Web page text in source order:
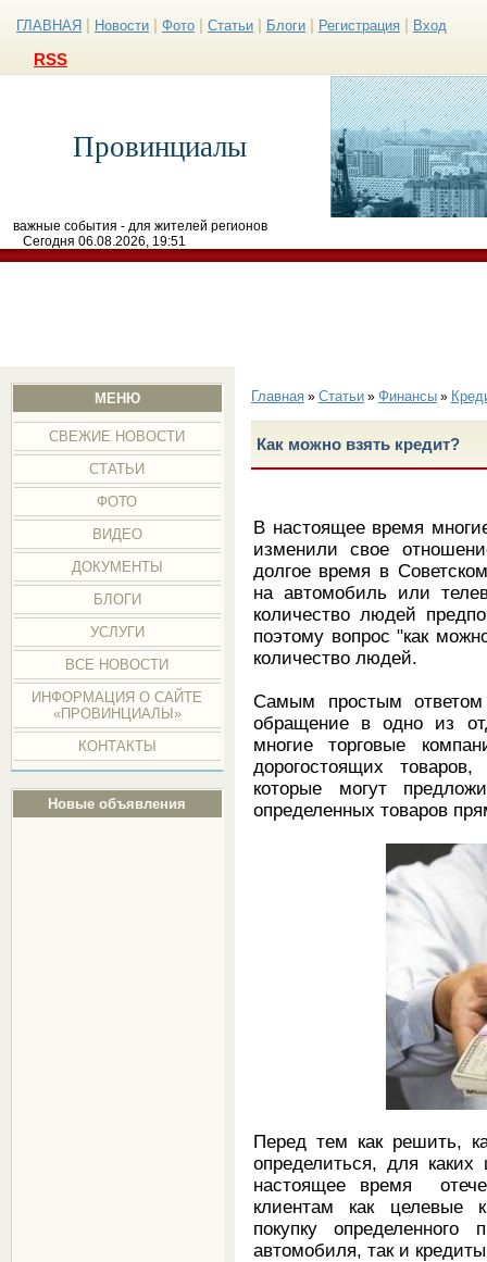
ГЛАВНАЯ Новости Фото Статьи Блоги Регистрация Вход
RSS
Провинциалы
важные события - для жителей регионов
Сегодня 06.08.2026, 19:51
МЕНЮ
СВЕЖИЕ НОВОСТИ
СТАТЬИ
ФОТО
ВИДЕО
ДОКУМЕНТЫ
БЛОГИ
УСЛУГИ
ВСЕ НОВОСТИ
ИНФОРМАЦИЯ О САЙТЕ
«ПРОВИНЦИАЛЫ»
КОНТАКТЫ
Новые объявления
Главная» Статьи» Финансы»
Как можно взять кредит?
В настоящее время
изменили свое
долгое время в
на автомобиль или
количество людей
поэтому вопрос "как
количество людей.
Самым простым ответом
обращение в одно из
многие торговые
дорогостоящих
которые могут
определенных товаров
Перед тем как решить,
определиться, для
настоящее время
клиентам как целевые
покупку
автомобиля, так и